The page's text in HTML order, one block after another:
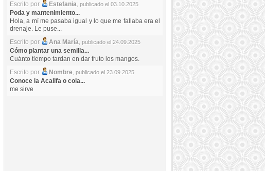
Escrito por
Estefania, publicado el 03.10.2025
Poda y mantenimiento...
Hola, a mí me pasaba igual y lo que me fallaba era el
drenaje. Le puse...
Escrito por
Ana María, publicado el 24.09.2025
Cómo plantar una semilla...
Cuánto tiempo tardan en dar fruto los mangos.
Escrito por
Nombre, publicado el 23.09.2025
Conoce la Acalifa o cola...
me sirve